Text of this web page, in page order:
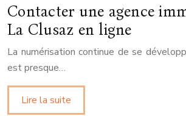
Contacter une agence
La Clusaz en ligne
La numérisation continue de se
est presque…
Lire la suite